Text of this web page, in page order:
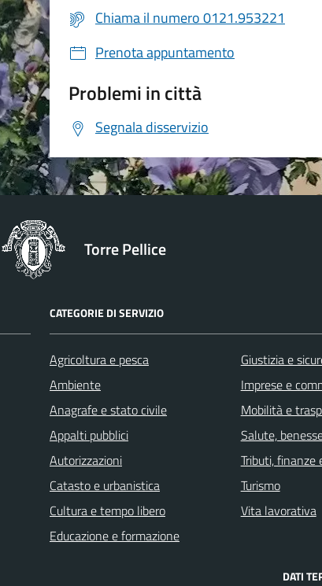
Chiama il numero 0121.953221
Prenota appuntamento
Problemi in città
Segnala disservizio
Torre Pellice
CATEGORIE DI SERVIZIO
Agricoltura e pesca
Ambiente
Anagrafe e stato civile
Appalti pubblici
Autorizzazioni
Catasto e urbanistica
Cultura e tempo libero
Educazione e formazione
Giustizia e
Imprese e
Mobilità e
Salute,
Tributi,
Turismo
Vita lavorativa
DATI